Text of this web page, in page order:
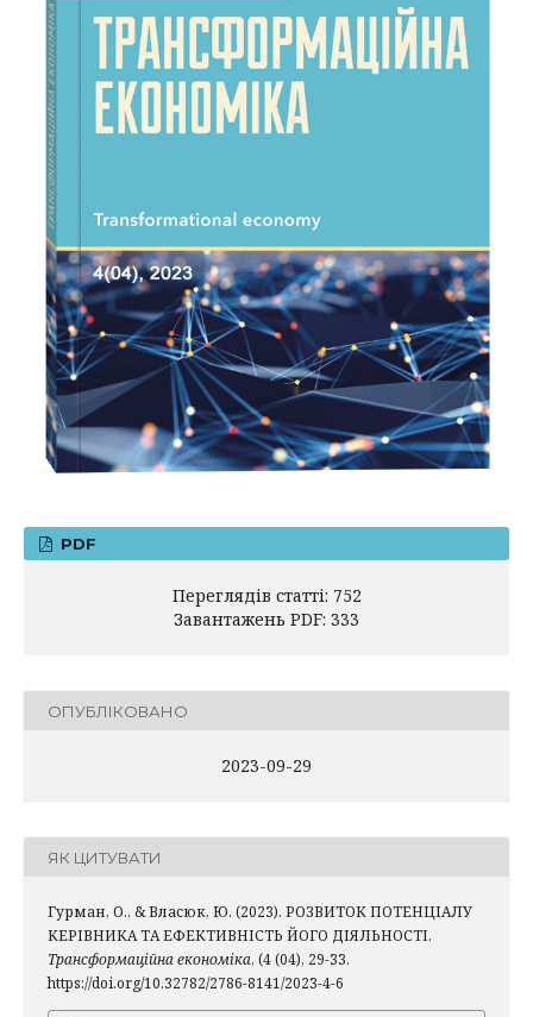
PDF
Переглядів статті: 752
Завантажень PDF: 333
ОПУБЛІКОВАНО
2023-09-29
ЯК ЦИТУВАТИ
Гурман, О., & Власюк, Ю. (2023). РОЗВИТОК ПОТЕНЦІАЛУ
КЕРІВНИКА ТА ЕФЕКТИВНІСТЬ ЙОГО ДІЯЛЬНОСТІ.
Трансформаційна економіка, (4 (04), 29-33.
https://doi.org/10.32782/2786-8141/2023-4-6